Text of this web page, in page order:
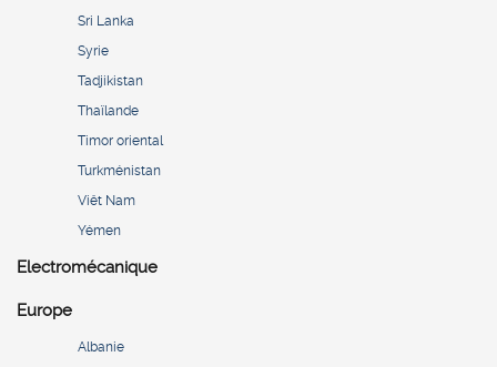
Sri Lanka
Syrie
Tadjikistan
Thaïlande
Timor oriental
Turkménistan
Viêt Nam
Yémen
Electromécanique
Europe
Albanie